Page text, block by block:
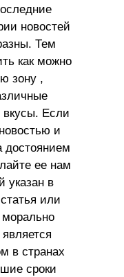
новостей
Тем
как можно
зону ,
вкусы. Если
и
достоянием
ее нам
указан в
или
морально
в странах
сроки